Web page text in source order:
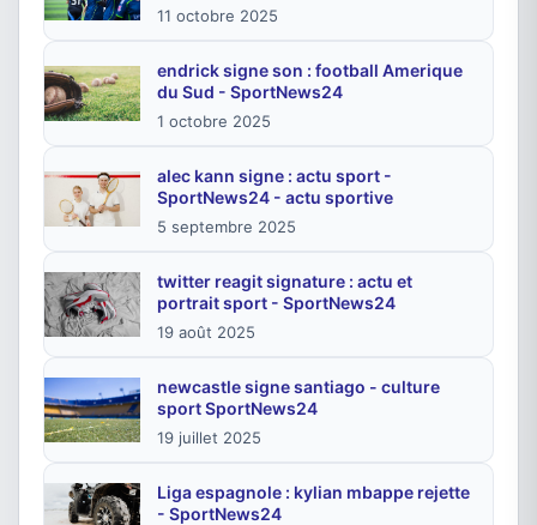
11 octobre 2025
endrick signe son : football Amerique
du Sud - SportNews24
1 octobre 2025
alec kann signe : actu sport -
SportNews24 - actu sportive
5 septembre 2025
twitter reagit signature : actu et
portrait sport - SportNews24
19 août 2025
newcastle signe santiago - culture
sport SportNews24
19 juillet 2025
Liga espagnole : kylian mbappe rejette
- SportNews24